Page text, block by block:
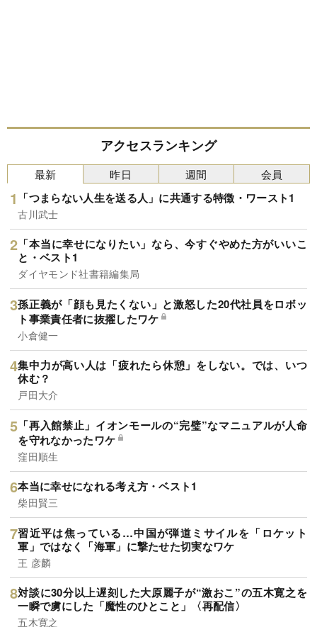
アクセスランキング
最新
「つまらない人生を送る人」に共通する特徴・ワースト1
古川武士
「本当に幸せになりたい」なら、今すぐやめた方がいいこ
と・ベスト1
ダイヤモンド社書籍編集局
孫正義が「顔も見たくない」と激怒した20代社員をロボッ
ト事業責任者に抜擢したワケ
小倉健一
集中力が高い人は「疲れたら休憩」をしない。では、いつ
休む？
戸田大介
「再入館禁止」イオンモールの“完璧”なマニュアルが人命
を守れなかったワケ
窪田順生
本当に幸せになれる考え方・ベスト1
柴田賢三
習近平は焦っている…中国が弾道ミサイルを「ロケット
軍」ではなく「海軍」に撃たせた切実なワケ
王 彦麟
対談に30分以上遅刻した大原麗子が“激おこ”の五木寛之を
一瞬で虜にした「魔性のひとこと」〈再配信〉
五木寛之
昨日 週間 会員